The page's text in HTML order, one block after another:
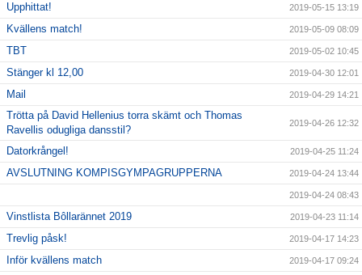
Upphittat! 2019-05-15 13:19
Kvällens match! 2019-05-09 08:09
TBT 2019-05-02 10:45
Stänger kl 12,00 2019-04-30 12:01
Mail 2019-04-29 14:21
Trötta på David Hellenius torra skämt och Thomas
Ravellis odugliga dansstil?
2019-04-26 12:32
Datorkrångel! 2019-04-25 11:24
AVSLUTNING KOMPISGYMPAGRUPPERNA 2019-04-24 13:44
2019-04-24 08:43
Vinstlista Bôllarännet 2019 2019-04-23 11:14
Trevlig påsk! 2019-04-17 14:23
Inför kvällens match 2019-04-17 09:24